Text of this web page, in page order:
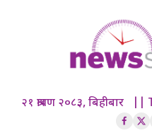
२१ श्रावण २०८३,